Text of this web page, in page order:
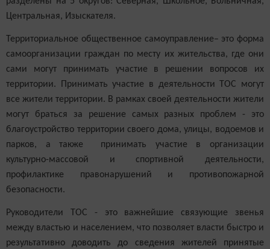
Центральная, Изыскателя.
Территориальное общественное самоуправление– это форма
самоорганизации граждан по месту их жительства, где они
сами могут принимать участие в решении вопросов их
территории. Принимать участие в деятельности ТОС могут
все жители территории. В рамках своей деятельности жители
могут браться за решение самых разных проблем - это
благоустройство территории своего дома, улицы, водоемов и
парков, а также принимать участие в организации
культурно-массовой и спортивной деятельности,
профилактике правонарушений и противопожарной
безопасности.
Руководители ТОС - это важнейшие связующие звенья
между властью и населением, что позволяет власти быстро и
результативно доводить до сведения жителей принятые